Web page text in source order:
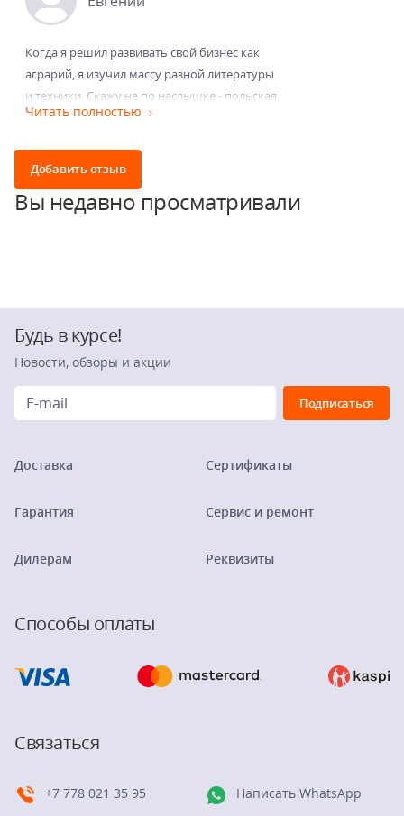
Когда я решил развивать свой бизнес как
аграрий, я изучил массу разной литературы
и техники. Скажу не по наслышке - польская
навеска сейчас пользуется у нас
пропольщик и работа сдвинулась с места.
поле. Но самое главное что она окупилась,
Читать полностью
Добавить отзыв
Вы недавно просматривали
Будь в курсе!
Новости, обзоры и акции
Доставка
Гарантия
Дилерам
Сертификаты
Сервис и ремонт
Реквизиты
Способы оплаты
Связаться
+7 778 021 35 95 Написать WhatsApp